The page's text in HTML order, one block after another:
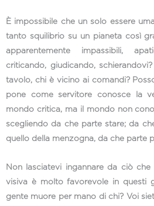
È impossibile che un solo essere
tanto squilibrio su un pianeta così
apparentemente impassibili,
criticando, giudicando,
tavolo, chi è vicino ai comandi?
pone come servitore conosce la
mondo critica, ma il mondo non
scegliendo da che parte stare; da
quello della menzogna, da che parte
Non lasciatevi ingannare da ciò
visiva è molto favorevole in questi
gente muore per mano di chi? Voi